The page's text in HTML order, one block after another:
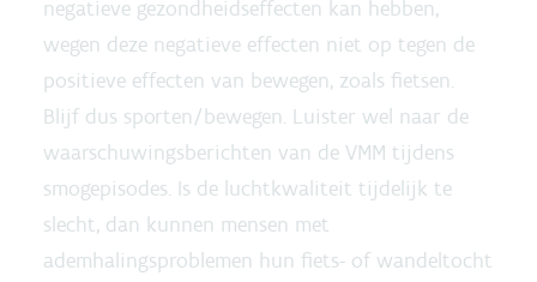
negatieve gezondheidseffecten kan hebben,
wegen deze negatieve effecten niet op tegen de
positieve effecten van bewegen, zoals fietsen.
Blijf dus sporten/bewegen. Luister wel naar de
waarschuwingsberichten van de VMM tijdens
smogepisodes. Is de luchtkwaliteit tijdelijk te
slecht, dan kunnen mensen met
ademhalingsproblemen hun fiets- of wandeltocht